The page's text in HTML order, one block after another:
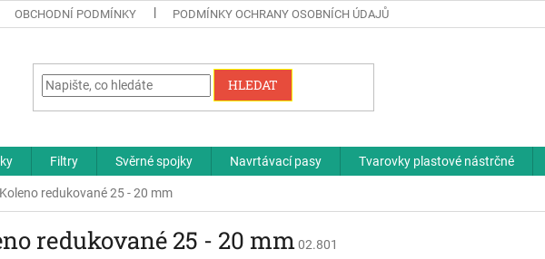
OBCHODNÍ PODMÍNKY PODMÍNKY OCHRANY OSOBNÍCH ÚDAJŮ
HLEDAT
Filtry Svěrné spojky Navrtávací pasy Tvarovky plastové nástrčné
Koleno redukované 25 - 20 mm
redukované 25 - 20 mm02.801